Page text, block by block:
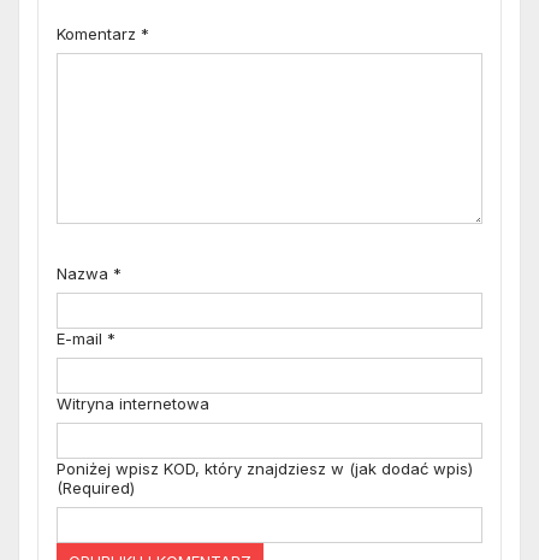
Komentarz *
Nazwa *
E-mail *
Witryna internetowa
Poniżej wpisz KOD, który znajdziesz w (jak dodać wpis)
(Required)